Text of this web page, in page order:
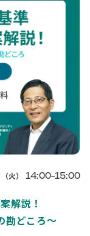
（火） 14:00-15:00
解説！
勘どころ〜